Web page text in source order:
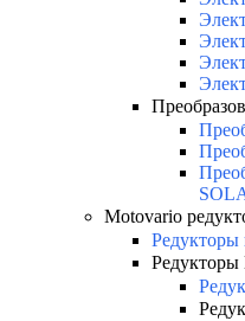
Motovario
Редукторы